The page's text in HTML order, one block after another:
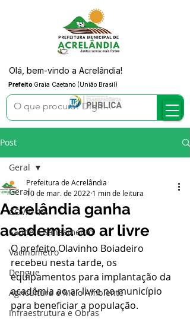
Prefeito Graia Caetano (União Brasil)
Olá, bem-vindo a Acrelândia!
Post
Geral
COVID-19
Saúde e Saneamento
Vacinômetro
Dengue
Agricultura e Meio Ambiente
Infraestrutura e Obras
Geral
Acrelândia ganha
academia ao ar livre
Prefeitura de Acrelândia
10 de mar. de 2022 1 min de leitura
O prefeito Olavinho Boiadeiro
recebeu nesta tarde, os
equipamentos para implantação da
acadêmia ao ar livre no município
para beneficiar a população.